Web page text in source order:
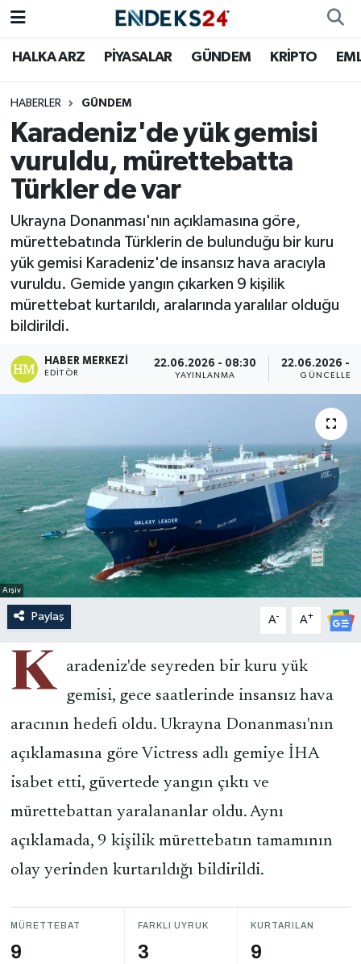
HALKA ARZ PİYASALAR GÜNDEM KRİPTO
HABERLER GÜNDEM
Karadeniz'de yük gemisi
vuruldu, mürettebatta
Türkler de var
Ukrayna Donanması'nın açıklamasına göre,
mürettebatında Türklerin de bulunduğu bir kuru
yük gemisi Karadeniz'de insansız hava aracıyla
vuruldu. Gemide yangın çıkarken 9 kişilik
mürettebat kurtarıldı, aralarında yaralılar olduğu
bildirildi.
HABER MERKEZI
EDITÖR
22.06.2026 - 08:30
YAYINLANMA
22.06.2026 -
Arşiv
Paylaş A- A+
K
aradeniz'de seyreden bir kuru yük
gemisi, gece saatlerinde insansız hava
aracının hedefi oldu. Ukrayna Donanması'nın
açıklamasına göre Victress adlı gemiye İHA
isabet etti, güvertede yangın çıktı ve
mürettebattan yaralananlar oldu. Aynı
açıklamada, 9 kişilik mürettebatın tamamının
olay yerinden kurtarıldığı bildirildi.
MÜRETTEBAT
9
FARKLI UYRUK
3
KURTARILAN
9
EMLAK
ENERJİ
GÜNDEM
HALKA ARZ
KRİPTO
OTOMOTİV
PİYASALAR
Nöbetçi Eczaneler
Hava Durumu
Trafik Durumu
Süper Lig Puan Durumu ve Fikstür
Tüm Manşetler
Son Dakika Haberleri
Haber Arşivi